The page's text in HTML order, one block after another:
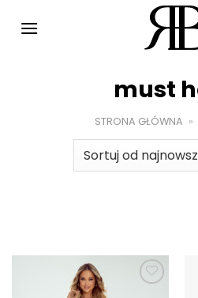
must
STRONA GŁÓWNA »